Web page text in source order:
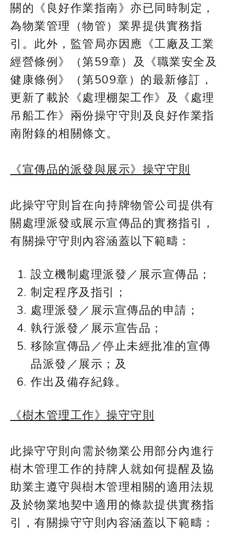
關的《良好作業指南》亦已同時制定，
為物業管理（物管）業界提供實務指
引。此外，監管局亦因應《工廠及工業
經營條例》（第59章）及《職業安全及
健康條例》（第509章）的最新修訂，
更新了載於《處理棚架工作》及《處理
吊船工作》兩份操守守則及良好作業指
南附錄的相關條文。
《宣傳品的派發與展示》 操守守則
此操守守則旨在向持牌物管公司提供有
關處理派發或展示宣傳品的實務指引，
有關操守守則內容涵蓋以下範疇：
設立機制處理派發／展示宣傳品；
制定程序及指引；
處理派發／展示宣傳品的申請；
執行派發／展示宣告品；
移除宣傳品／停止未經批准的宣傳
品派發／展示；及
作出及備存紀錄。
《樹木管理工作》操守守則
此操守守則向需於物業公用部分內進行
樹木管理工作的持牌人就如何提醒及協
助業主遵守與樹木管理相關的適用法規
及於物業地契中適用的條款提供實務指
引，有關操守守則內容涵蓋以下範疇：